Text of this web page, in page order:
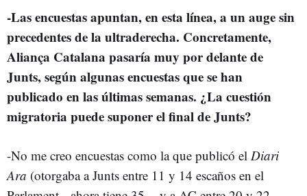
-Las encuestas apuntan, en esta línea, a un auge sin
precedentes de la ultraderecha. Concretamente,
Aliança Catalana pasaría muy por delante de
Junts, según algunas encuestas que se han
publicado en las últimas semanas. ¿La cuestión
migratoria puede suponer el final de Junts?
-No me creo encuestas como la que publicó el Diari
Ara (otorgaba a Junts entre 11 y 14 escaños en el